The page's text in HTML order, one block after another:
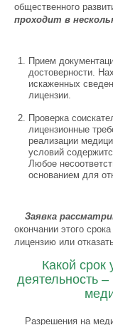
общественного
проходит в
Прием
достоверности.
искаженных
лицензии.
Проверка
лицензионные
реализации
условий
Любое
основанием для
Заявка
окончании этого
лицензию или
Какой срок
деятельность
Разрешения на